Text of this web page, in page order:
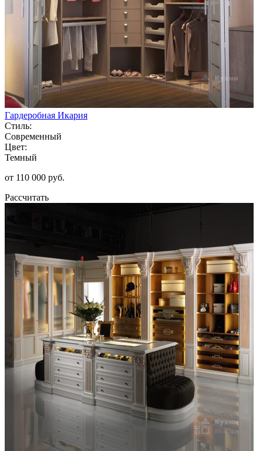
Гардеробная Икария
Стиль:
Современный
Цвет:
Темный
от 110 000 руб.
Рассчитать